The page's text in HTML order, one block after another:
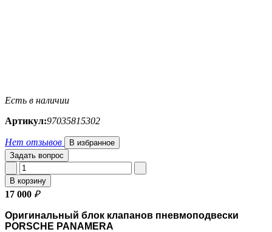
Есть в наличии
Артикул:97035815302
Нет отзывов
В избранное
Задать вопрос
В корзину
17 000 ₽
Оригинальный блок клапанов пневмоподвески
PORSCHE PANAMERA